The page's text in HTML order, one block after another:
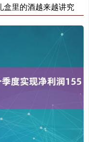
盒里的酒越来越讲究